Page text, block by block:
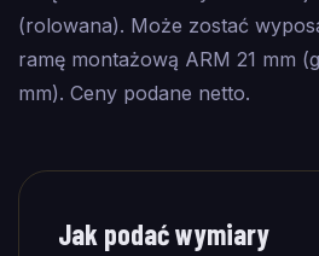
(rolowana). Może zostać
ramę montażową ARM 21 mm
mm). Ceny podane netto.
Jak podać wymiary